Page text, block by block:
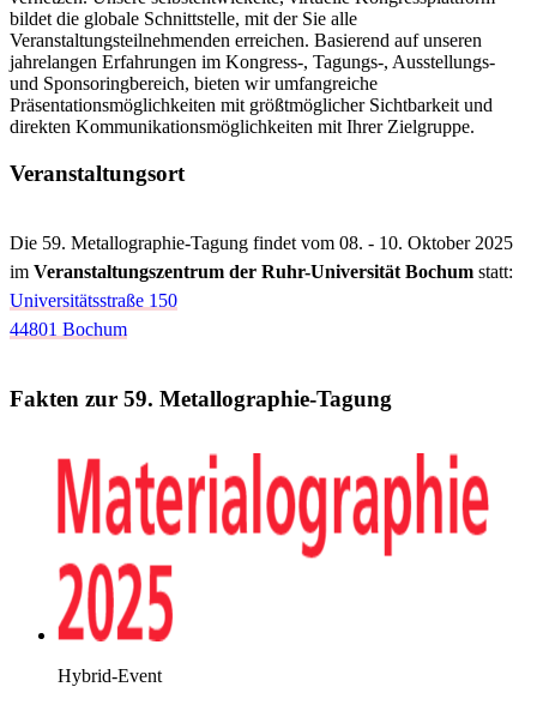
bildet die globale Schnittstelle, mit der Sie alle
Veranstaltungsteilnehmenden erreichen. Basierend auf unseren
jahrelangen Erfahrungen im Kongress-, Tagungs-, Ausstellungs-
und Sponsoringbereich, bieten wir umfangreiche
Präsentationsmöglichkeiten mit größtmöglicher Sichtbarkeit und
direkten Kommunikationsmöglichkeiten mit Ihrer Zielgruppe.
Veranstaltungsort
Die 59. Metallographie-Tagung findet vom 08. - 10. Oktober 2025
im Veranstaltungszentrum der Ruhr-Universität Bochum statt:
Universitätsstraße 150
44801 Bochum
Fakten zur 59. Metallographie-Tagung
Hybrid-Event